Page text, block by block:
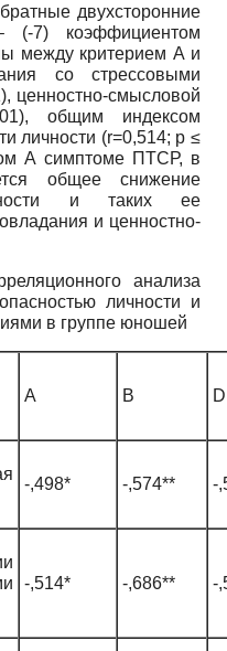
двухсторонние
7) коэффициентом
между критерием А и
со стрессовыми
ценностно-смысловой
общим индексом
личности (r=0,514; p ≤
А симптоме ПТСР, в
общее снижение
и таких ее
и ценностно-
анализа
личности и
в группе юношей
А В D
-,498* -,574** -
-,514* -,686** -